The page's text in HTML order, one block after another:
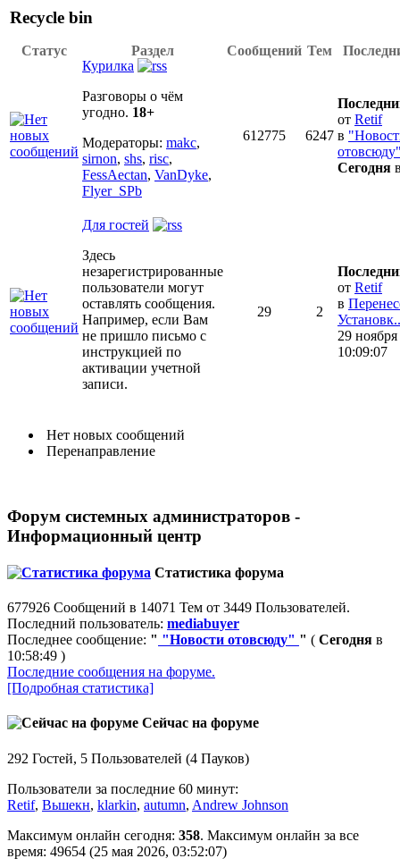
Recycle bin
Статус Раздел Сообщений Тем
Курилка
Разговоры о чём
угодно. 18+
Модераторы: makc,
sirnon, shs, risc,
FessAectan, VanDyke,
Flyer_SPb
612775 6247
от Retif
в
Сегодня
Для гостей
Здесь
незарегистрированные
пользователи могут
оставлять сообщения.
Например, если Вам
не пришло письмо с
инструкцией по
активации учетной
записи.
29 2
от Retif
в
29
10:09:07
Нет новых сообщений
Перенаправление
Форум системных администраторов -
Информационный центр
Статистика форума
677926 Сообщений в 14071 Тем от 3449 Пользователей.
Последний пользователь: mediabuyer
Последнее сообщение: " "Новости отовсюду" " ( Сегодня в
10:58:49 )
Последние сообщения на форуме.
[Подробная статистика]
Сейчас на форуме
292 Гостей, 5 Пользователей (4 Пауков)
Пользователи за последние 60 минут:
Retif, Вьшекн, klarkin, autumn, Andrew Johnson
Максимум онлайн сегодня: 358. Максимум онлайн за все
время: 49654 (25 мая 2026, 03:52:07)